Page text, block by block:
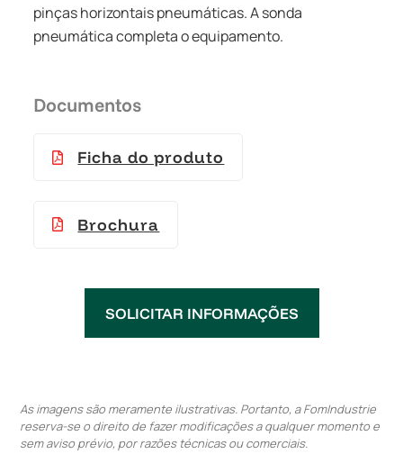
pinças horizontais pneumáticas. A sonda
pneumática completa o equipamento.
Documentos
Ficha do produto
Brochura
SOLICITAR INFORMAÇÕES
As imagens são meramente ilustrativas. Portanto, a FomIndustrie
reserva-se o direito de fazer modificações a qualquer momento e
sem aviso prévio, por razões técnicas ou comerciais.